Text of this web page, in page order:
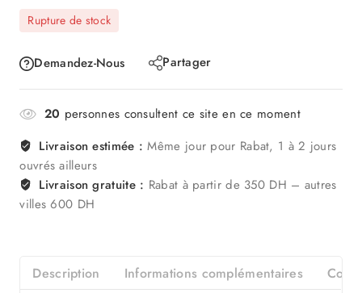
Rupture de stock
Demandez-Nous Partager
20 personnes consultent ce site en ce moment
Livraison estimée : Même jour pour Rabat, 1 à 2 jours
ouvrés ailleurs
Livraison gratuite : Rabat à partir de 350 DH – autres
villes 600 DH
Description Informations complémentaires